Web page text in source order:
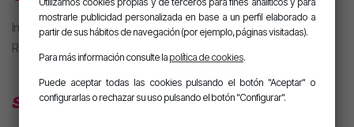
Iniciar sesión
Regístrate
SECCIONES
mostrarle publicidad personalizada en base a un perfil elaborado a
partir de sus hábitos de navegación (por ejemplo, páginas visitadas).
Para más información consulte la política de cookies.
Puede aceptar todas las cookies pulsando el botón "Aceptar" o
configurarlas o rechazar su uso pulsando el botón "Configurar".